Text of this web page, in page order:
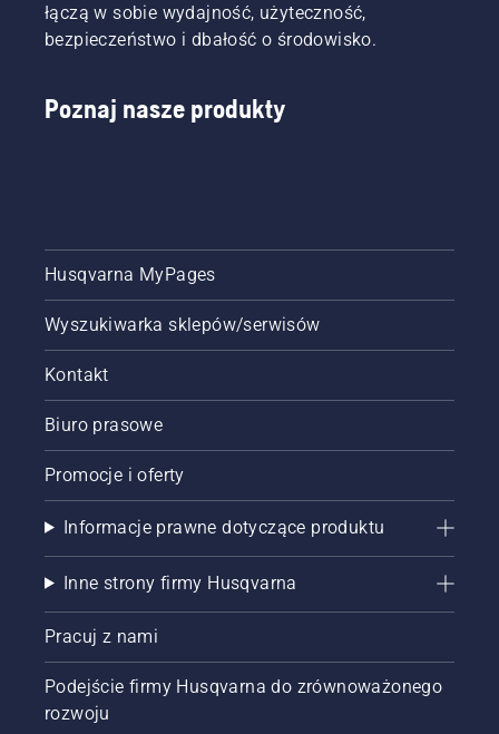
łączą w sobie wydajność, użyteczność,
bezpieczeństwo i dbałość o środowisko.
Poznaj nasze produkty
Husqvarna MyPages
Wyszukiwarka sklepów/serwisów
Kontakt
Biuro prasowe
Promocje i oferty
Informacje prawne dotyczące produktu
Inne strony firmy Husqvarna
Pracuj z nami
Podejście firmy Husqvarna do zrównoważonego
rozwoju